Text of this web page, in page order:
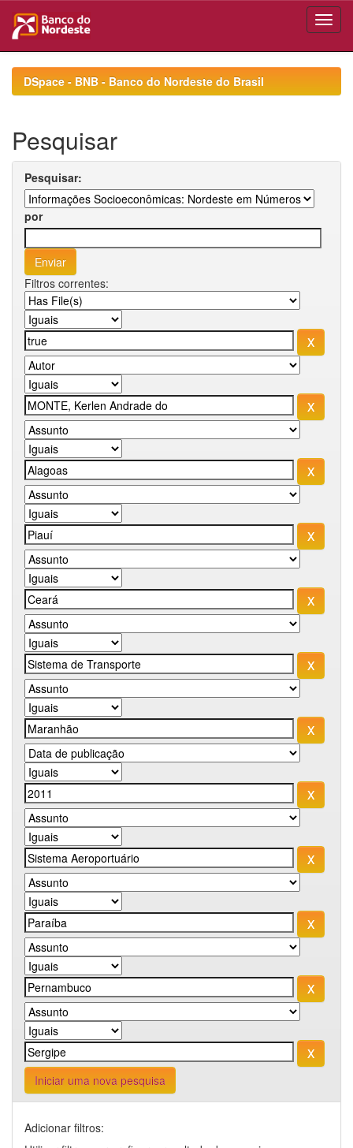
navigationDSpace - BNB - Banco do Nordeste do Brasil
Pesquisar
Pesquisar:
por
Filtros correntes:
Iniciar uma nova pesquisa
Adicionar filtros: